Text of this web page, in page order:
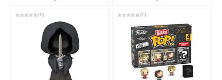
(0) (0)